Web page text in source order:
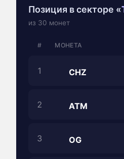
Позиция в секторе «
из 30 монет
# МОНЕТА
1 CHZ
2 ATM
3 OG